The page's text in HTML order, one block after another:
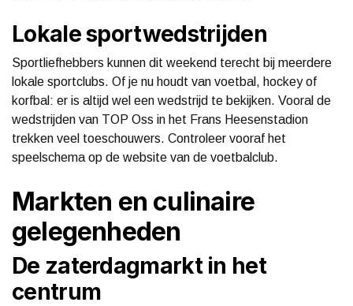
Lokale sportwedstrijden
Sportliefhebbers kunnen dit weekend terecht bij meerdere
lokale sportclubs. Of je nu houdt van voetbal, hockey of
korfbal: er is altijd wel een wedstrijd te bekijken. Vooral de
wedstrijden van TOP Oss in het Frans Heesenstadion
trekken veel toeschouwers. Controleer vooraf het
speelschema op de website van de voetbalclub.
Markten en culinaire
gelegenheden
De zaterdagmarkt in het
centrum